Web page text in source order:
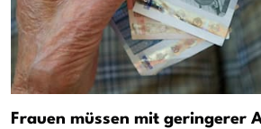
Frauen müssen mit geringerer